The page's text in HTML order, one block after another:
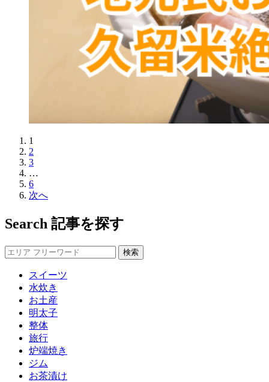
1
2
3
…
6
次へ
Search 記事を探す
スイーツ
水炊き
お土産
明太子
整体
旅行
炉端焼き
ジム
お茶漬け